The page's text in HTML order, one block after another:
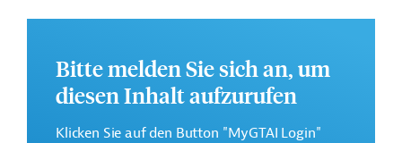
finden Sie auf derWebseite der IDB
.
und praktische Hinweise zur Geschäftsanbahnung.
Gesamtkosten:
1,1 Millionen US-Dollar
Bitte melden Sie sich an, um
diesen Inhalt aufzurufen
Klicken Sie auf den Button "MyGTAI Login"